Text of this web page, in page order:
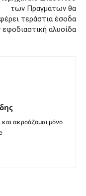
των Πραγμάτων θα
τεράστια έσοδα
εφοδιαστική αλυσίδα
ακροάζομαι μόνο